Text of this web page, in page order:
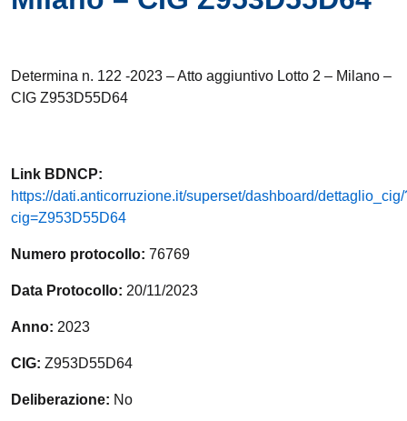
Determina n. 122 -2023 – Atto aggiuntivo Lotto 2 – Milano –
CIG Z953D55D64
Link BDNCP:
https://dati.anticorruzione.it/superset/dashboard/dettaglio_cig/
cig=Z953D55D64
Numero protocollo: 76769
Data Protocollo: 20/11/2023
Anno: 2023
CIG: Z953D55D64
Deliberazione: No